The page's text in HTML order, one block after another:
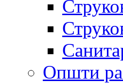
Општи